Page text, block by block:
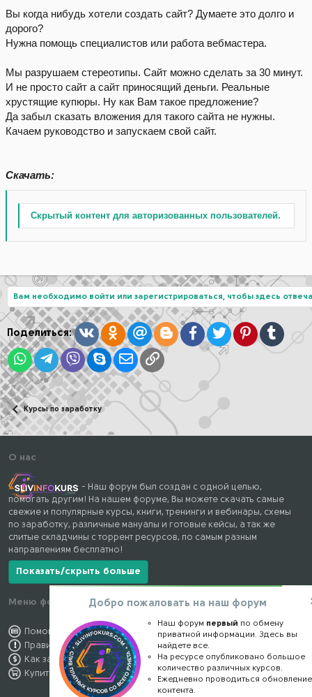
Вы когда нибудь хотели создать сайт? Думаете это долго и
дорого?
Нужна помощь специалистов или работа вебмастера.
Мы разрушаем стереотипы. Сайт можно сделать за 30 минут.
И не просто сайт а сайт приносящий деньги. Реальные
хрустящие купюры. Ну как Вам такое предложение?
Да забыл сказать вложения для такого сайта не нужны.
Качаем руководство и запускаем свой сайт.
Скачать:
Скрытый контент для авторизованных пользователей.
Вам необходимо войти или зарегистрироваться, чтобы здесь
Поделиться: ВконтактеОдноклассники
Mail.ruBloggerFacebook
TwitterPinterestTumblr
WhatsAppTelegram
ViberSkypeЭлектронная почта
Ссылка
Курсы по заработку
О нас
- Наш форум был создан с одной целью,
помогать другим! На нашем форуме, Вы можете скачать самые
свежие и популярные курсы, книги, тренинги и вебинары, схемы
по заработку, различные мануалы и готовые кейсы, а так же
слитые складчины с торрент ресурсов, по самым разным
направлениям бесплатно!
Показать/скрыть больше
Меню форума
Помощь по форуму
Правила форума
Как заработать
Купить премиум
Наши контакты
kursstore@mail.ru
Обратная связь
Конфиденциальность
Правообладателям
Добро пожаловать на наш форум
Наш форум первый по обмену
приватной информации. Здесь вы
найдете все.
На ресурсе опубликовано большое
количество различных курсов.
Ежедневно проводиться обновление
контента.